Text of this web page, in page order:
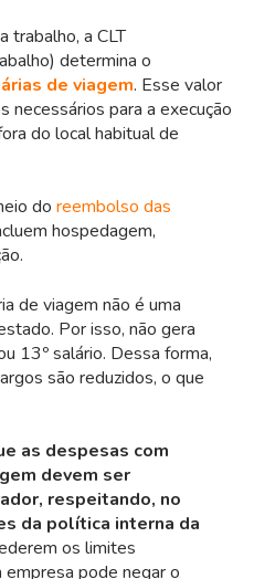
trabalho, a CLT
determina o
de viagem. Esse valor
necessários para a execução
do local habitual de
do reembolso das
hospedagem,
de viagem não é uma
Por isso, não gera
13º salário. Dessa forma,
são reduzidos, o que
as despesas com
devem ser
respeitando, no
da política interna da
os limites
pode negar o